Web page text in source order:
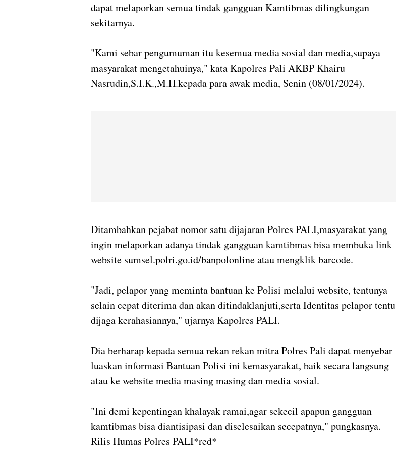
dapat melaporkan semua tindak gangguan Kamtibmas dilingkungan
sekitarnya.
"Kami sebar pengumuman itu kesemua media sosial dan media,supaya
masyarakat mengetahuinya," kata Kapolres Pali AKBP Khairu
Nasrudin,S.I.K.,M.H.kepada para awak media, Senin (08/01/2024).
Ditambahkan pejabat nomor satu dijajaran Polres PALI,masyarakat yang
ingin melaporkan adanya tindak gangguan kamtibmas bisa membuka link
website sumsel.polri.go.id/banpolonline atau mengklik barcode.
"Jadi, pelapor yang meminta bantuan ke Polisi melalui website, tentunya
selain cepat diterima dan akan ditindaklanjuti,serta Identitas pelapor tentu
dijaga kerahasiannya," ujarnya Kapolres PALI.
Dia berharap kepada semua rekan rekan mitra Polres Pali dapat menyebar
luaskan informasi Bantuan Polisi ini kemasyarakat, baik secara langsung
atau ke website media masing masing dan media sosial.
"Ini demi kepentingan khalayak ramai,agar sekecil apapun gangguan
kamtibmas bisa diantisipasi dan diselesaikan secepatnya," pungkasnya.
Rilis Humas Polres PALI*red*